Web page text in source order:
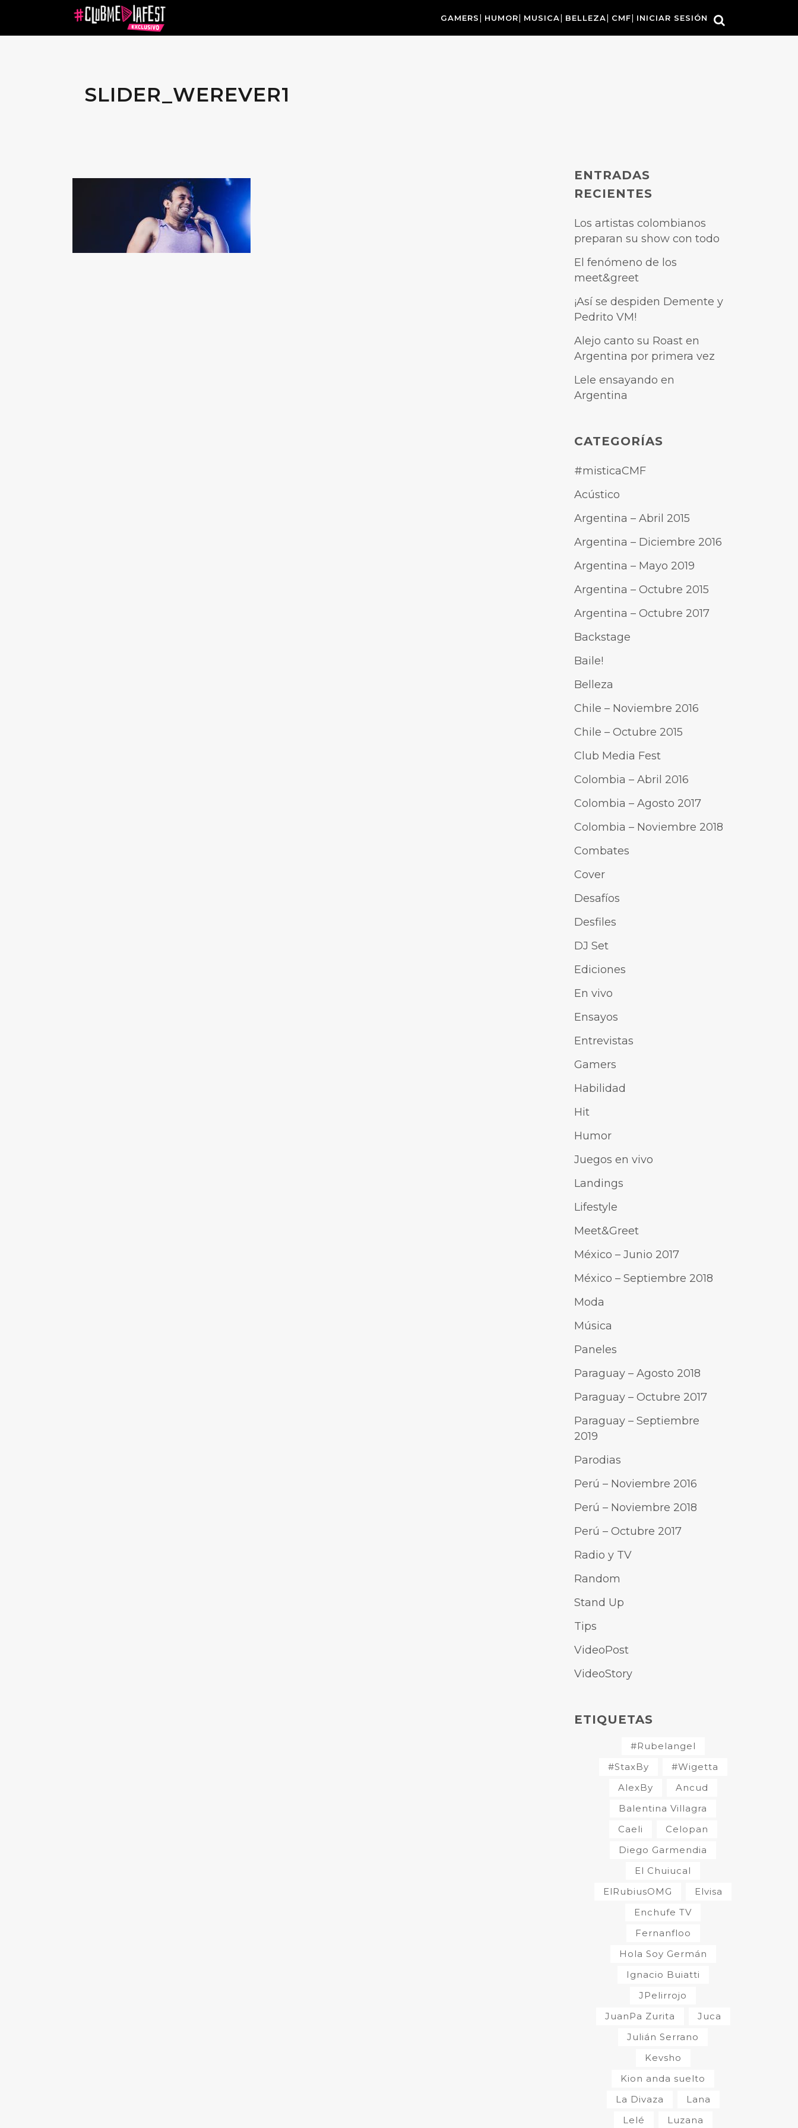
GAMERS HUMOR MUSICA BELLEZA CMF INICIAR SESIÓN
SLIDER_WEREVER1
ENTRADAS
RECIENTES
Los artistas colombianos
preparan su show con todo
El fenómeno de los
meet&greet
¡Así se despiden Demente y
Pedrito VM!
Alejo canto su Roast en
Argentina por primera vez
Lele ensayando en
Argentina
CATEGORÍAS
#misticaCMF
Acústico
Argentina – Abril 2015
Argentina – Diciembre 2016
Argentina – Mayo 2019
Argentina – Octubre 2015
Argentina – Octubre 2017
Backstage
Baile!
Belleza
Chile – Noviembre 2016
Chile – Octubre 2015
Club Media Fest
Colombia – Abril 2016
Colombia – Agosto 2017
Colombia – Noviembre 2018
Combates
Cover
Desafíos
Desfiles
DJ Set
Ediciones
En vivo
Ensayos
Entrevistas
Gamers
Habilidad
Hit
Humor
Juegos en vivo
Landings
Lifestyle
Meet&Greet
México – Junio 2017
México – Septiembre 2018
Moda
Música
Paneles
Paraguay – Agosto 2018
Paraguay – Octubre 2017
Paraguay – Septiembre
2019
Parodias
Perú – Noviembre 2016
Perú – Noviembre 2018
Perú – Octubre 2017
Radio y TV
Random
Stand Up
Tips
VideoPost
VideoStory
ETIQUETAS
#Rubelangel
#StaxBy
#Wigetta
AlexBy
Ancud
Balentina Villagra
Caeli
Celopan
Diego Garmendia
El Chuiucal
ElRubiusOMG
Elvisa
Enchufe TV
Fernanfloo
Hola Soy Germán
Ignacio Buiatti
JPelirrojo
JuanPa Zurita
Juca
Julián Serrano
Kevsho
Kion anda suelto
La Divaza
Lana
Lelé
Luzana